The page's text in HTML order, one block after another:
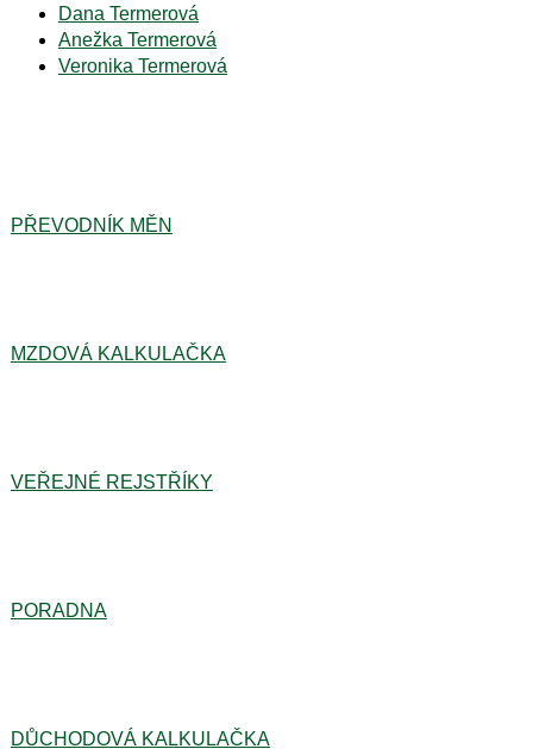
Dana Termerová
Anežka Termerová
Veronika Termerová
PŘEVODNÍK MĚN
MZDOVÁ KALKULAČKA
VEŘEJNÉ REJSTŘÍKY
PORADNA
DŮCHODOVÁ KALKULAČKA